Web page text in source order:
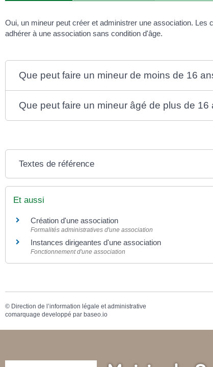
Oui, un mineur peut créer et administrer une association. Les
adhérer à une association sans condition d'âge.
Que peut faire un mineur de moins de 16
Que peut faire un mineur âgé de plus de 16
Textes de référence
Et aussi
Création d'une association
Formalités administratives d'une association
Instances dirigeantes d'une association
Fonctionnement d'une association
© Direction de l’information légale et administrative
comarquage developpé par baseo.io